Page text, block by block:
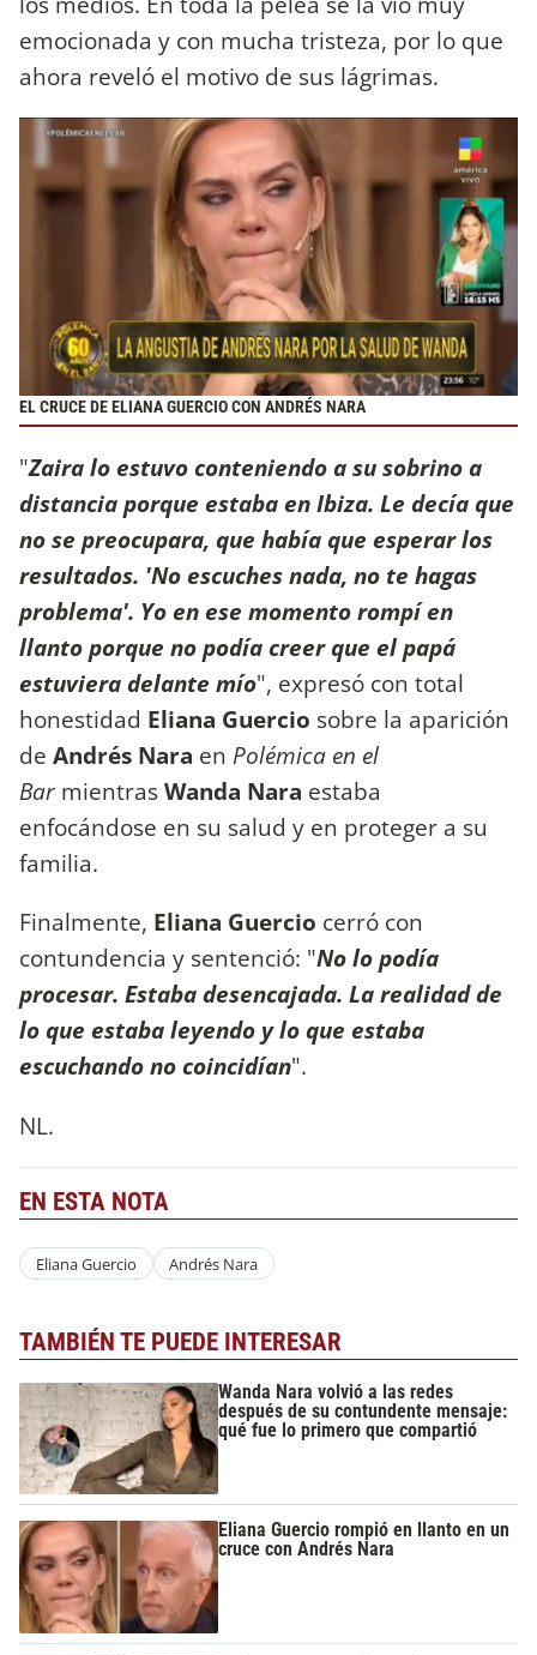
emocionada y con mucha tristeza, por lo que
ahora reveló el motivo de sus lágrimas.
EL CRUCE DE ELIANA GUERCIO CON ANDRÉS NARA
"Zaira lo estuvo conteniendo a su sobrino a
distancia porque estaba en Ibiza. Le decía que
no se preocupara, que había que esperar los
resultados. 'No escuches nada, no te hagas
problema'. Yo en ese momento rompí en
llanto porque no podía creer que el papá
estuviera delante mío", expresó con total
honestidad Eliana Guercio sobre la aparición
de Andrés Nara en Polémica en el
Bar mientrasWanda Nara estaba
enfocándose en su salud y en proteger a su
familia.
Finalmente, Eliana Guercio cerró con
contundencia y sentenció: "No lo podía
procesar. Estaba desencajada. La realidad de
lo que estaba leyendo y lo que estaba
escuchando no coincidían".
NL.
EN ESTA NOTA
Eliana Guercio Andrés Nara
TAMBIÉN TE PUEDE INTERESAR
Wanda Nara volvió a las redes
después de su contundente mensaje:
qué fue lo primero que compartió
Eliana Guercio rompió en llanto en un
cruce con Andrés Nara